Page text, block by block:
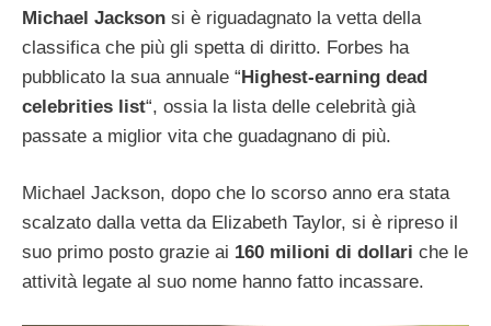
Michael Jackson si è riguadagnato la vetta della
classifica che più gli spetta di diritto. Forbes ha
pubblicato la sua annuale “Highest-earning dead
celebrities list“, ossia la lista delle celebrità già
passate a miglior vita che guadagnano di più.
Michael Jackson, dopo che lo scorso anno era stata
scalzato dalla vetta da Elizabeth Taylor, si è ripreso il
suo primo posto grazie ai 160 milioni di dollari che le
attività legate al suo nome hanno fatto incassare.